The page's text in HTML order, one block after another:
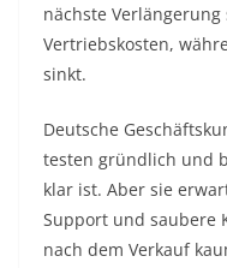
nächste
Vertriebskosten,
sinkt.
Deutsche
testen gründlich und
klar ist. Aber sie
Support und saubere
nach dem Verkauf